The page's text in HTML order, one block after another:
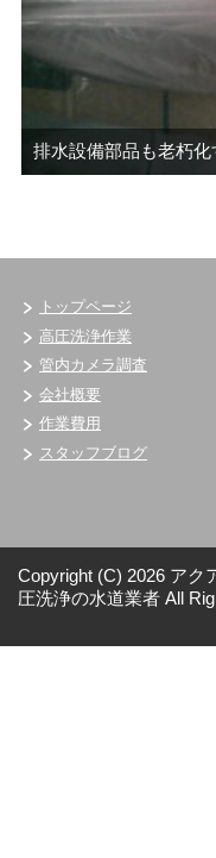
排水設備部品も老朽
トップページ
高圧洗浄作業
管内カメラ調査
会社概要
作業費用
スタッフブログ
Copyright (C) 2026 アク
圧洗浄の水道業者 All